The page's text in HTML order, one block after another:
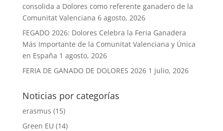
consolida a Dolores como referente ganadero de la
Comunitat Valenciana 6 agosto, 2026
FEGADO 2026: Dolores Celebra la Feria Ganadera
Más Importante de la Comunitat Valenciana y Única
en España 1 agosto, 2026
FERIA DE GANADO DE DOLORES 2026 1 julio, 2026
Noticias por categorías
erasmus (15)
Green EU (14)